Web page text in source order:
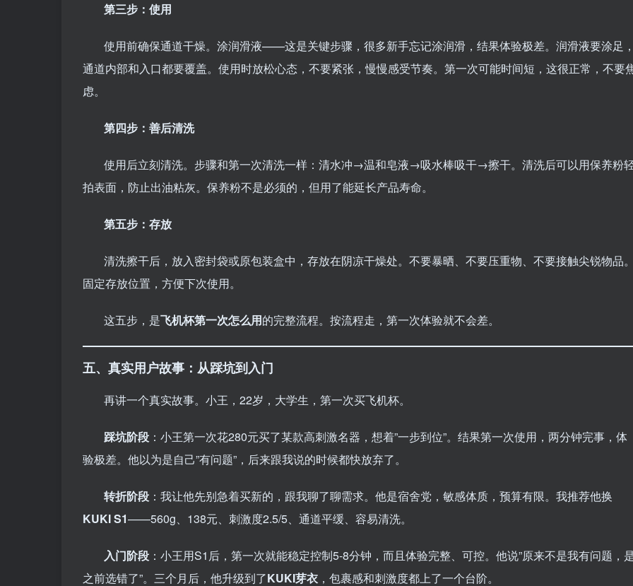
第三步：使用
使用前确保通道干燥。涂润滑液——这是关键步骤，很多新手忘记涂润滑，结果体验极差。润滑液要涂足
通道内部和入口都要覆盖。使用时放松心态，不要紧张，慢慢感受节奏。第一次可能时间短，这很正常，不要
虑。
第四步：善后清洗
使用后立刻清洗。步骤和第一次清洗一样：清水冲→温和皂液→吸水棒吸干→擦干。清洗后可以用保养粉
拍表面，防止出油粘灰。保养粉不是必须的，但用了能延长产品寿命。
第五步：存放
清洗擦干后，放入密封袋或原包装盒中，存放在阴凉干燥处。不要暴晒、不要压重物、不要接触尖锐物品
固定存放位置，方便下次使用。
这五步，是飞机杯第一次怎么用的完整流程。按流程走，第一次体验就不会差。
五、真实用户故事：从踩坑到入门
再讲一个真实故事。小王，22岁，大学生，第一次买飞机杯。
踩坑阶段 ：小王第一次花280元买了某款高刺激名器，想着”一步到位”。结果第一次使用，两分钟完事，体
验极差。他以为是自己”有问题”，后来跟我说的时候都快放弃了。
转折阶段 ：我让他先别急着买新的，跟我聊了聊需求。他是宿舍党，敏感体质，预算有限。我推荐他换
KUKI S1——560g、138元、刺激度2.5/5、通道平缓、容易清洗。
入门阶段 ：小王用S1后，第一次就能稳定控制5-8分钟，而且体验完整、可控。他说”原来不是我有问题，
之前选错了”。三个月后，他升级到了KUKI芽衣 ，包裹感和刺激度都上了一个台阶。